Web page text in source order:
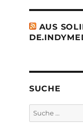
AUS
SUCHE
Suche
nach: